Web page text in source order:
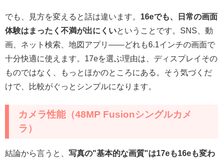
でも、見方を変えると話は違います。 16eでも、日常の画面
体験はまったく不満が出にくいということです。SNS、動
画、ネット検索、地図アプリ——どれも6.1インチの画面で
十分快適に使えます。17eを選ぶ理由は、ディスプレイその
ものではなく、もっとほかのところにある。そう気づくだ
けで、比較がぐっとシンプルになります。
カメラ性能（48MP Fusionシングルカメ
ラ）
結論から言うと、 写真の"基本的な画質"は17eも16eも変わ